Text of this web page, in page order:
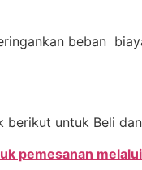
beban
berikut untuk Beli
pemesanan